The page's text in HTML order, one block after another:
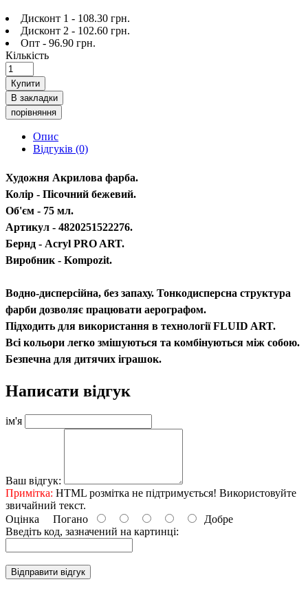
Дисконт 1 - 108.30 грн.
Дисконт 2 - 102.60 грн.
Опт - 96.90 грн.
Кількість
Купити
В закладки
порівняння
Опис
Відгуків (0)
Художня Акрилова фарба.
Колір - Пісочний бежевий.
Об'єм - 75 мл.
Артикул - 4820251522276.
Бернд - Acryl PRO ART.
Виробник - Kompozit.
Водно-дисперсійна, без запаху. Тонкодисперсна структура
фарби дозволяє працювати аерографом.
Підходить для використання в технології FLUID ART.
Всі кольори легко змішуються та комбінуються між собою.
Безпечна для дитячих іграшок.
Написати відгук
ім'я
Ваш відгук:
Примітка: HTML розмітка не підтримується! Використовуйте
звичайний текст.
Оцінка Погано
Добре
Введіть код, зазначений на картинці:
Відправити відгук